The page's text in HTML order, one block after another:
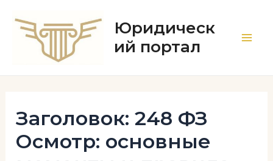
содержимому
Юридическ
ий портал
Заголовок: 248 ФЗ
Осмотр: основные